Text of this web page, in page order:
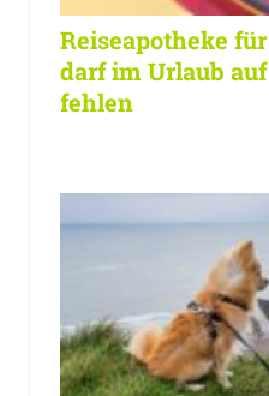
Reiseapotheke
darf im Urlaub
fehlen